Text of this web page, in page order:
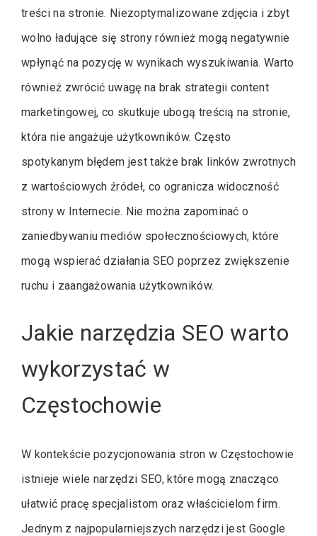
treści na stronie. Niezoptymalizowane zdjęcia i zbyt
wolno ładujące się strony również mogą negatywnie
wpłynąć na pozycję w wynikach wyszukiwania. Warto
również zwrócić uwagę na brak strategii content
marketingowej, co skutkuje ubogą treścią na stronie,
która nie angażuje użytkowników. Często
spotykanym błędem jest także brak linków zwrotnych
z wartościowych źródeł, co ogranicza widoczność
strony w Internecie. Nie można zapominać o
zaniedbywaniu mediów społecznościowych, które
mogą wspierać działania SEO poprzez zwiększenie
ruchu i zaangażowania użytkowników.
Jakie narzędzia SEO warto
wykorzystać w
Częstochowie
W kontekście pozycjonowania stron w Częstochowie
istnieje wiele narzędzi SEO, które mogą znacząco
ułatwić pracę specjalistom oraz właścicielom firm.
Jednym z najpopularniejszych narzędzi jest Google